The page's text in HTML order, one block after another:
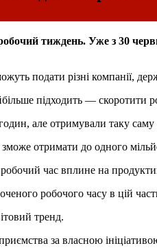
тиждень. Уже з 30 червня
подати різні компанії,
підходить — скоротити
але отримували таку саму
отримати до одного
час вплине на
робочого часу в цій
тренд.
за власною